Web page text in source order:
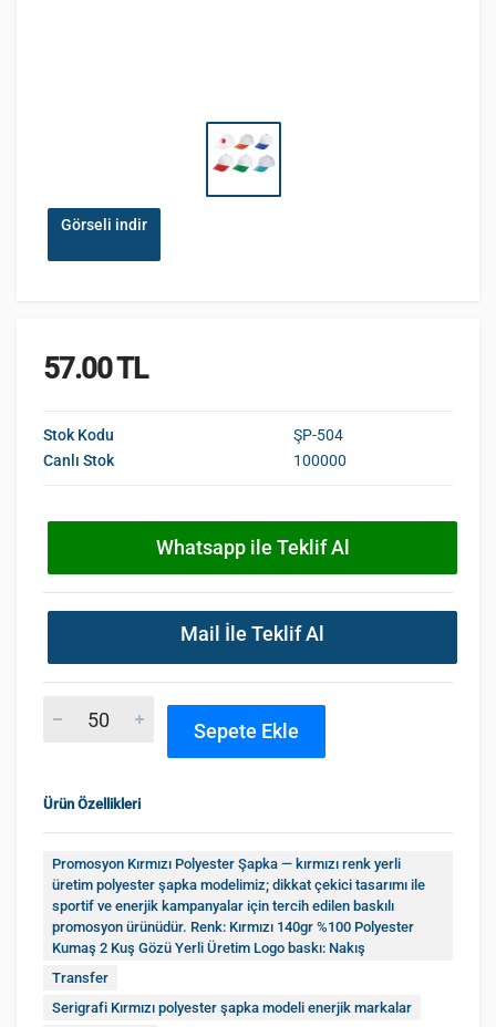
Görseli indir
57.00 TL
Stok Kodu
ŞP-504
Canlı Stok
100000
Whatsapp ile Teklif Al
Mail İle Teklif Al
Sepete Ekle
Ürün Özellikleri
Promosyon Kırmızı Polyester Şapka — kırmızı renk yerli
üretim polyester şapka modelimiz; dikkat çekici tasarımı ile
sportif ve enerjik kampanyalar için tercih edilen baskılı
promosyon ürünüdür. Renk: Kırmızı 140gr %100 Polyester
Kumaş 2 Kuş Gözü Yerli Üretim Logo baskı: Nakış
Transfer
Serigrafi Kırmızı polyester şapka modeli enerjik markalar